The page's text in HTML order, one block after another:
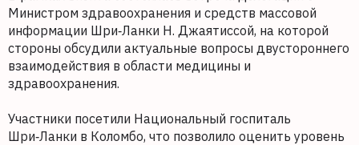
Министром здравоохранения и средств массовой
информации Шри‑Ланки Н. Джаятиссой, на которой
стороны обсудили актуальные вопросы двустороннего
взаимодействия в области медицины и
здравоохранения.
Участники посетили Национальный госпиталь
Шри‑Ланки в Коломбо, что позволило оценить уровень